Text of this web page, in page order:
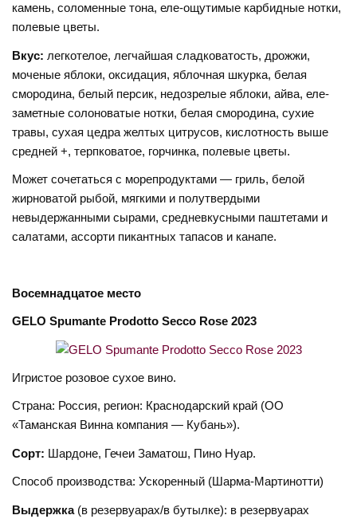
камень, соломенные тона, еле-ощутимые карбидные нотки,
полевые цветы.
Вкус: легкотелое, легчайшая сладковатость, дрожжи,
моченые яблоки, оксидация, яблочная шкурка, белая
смородина, белый персик, недозрелые яблоки, айва, еле-
заметные солоноватые нотки, белая смородина, сухие
травы, сухая цедра желтых цитрусов, кислотность выше
средней +, терпковатое, горчинка, полевые цветы.
Может сочетаться с морепродуктами — гриль, белой
жирноватой рыбой, мягкими и полутвердыми
невыдержанными сырами, средневкусными паштетами и
салатами, ассорти пикантных тапасов и канапе.
Восемнадцатое место
GELO Spumante Prodotto Secco Rose 2023
Игристое розовое сухое вино.
Страна: Россия, регион: Краснодарский край (ОО
«Таманская Винна компания — Кубань»).
Сорт: Шардоне, Гечеи Заматош, Пино Нуар.
Способ производства: Ускоренный (Шарма-Мартинотти)
Выдержка (в резервуарах/в бутылке): в резервуарах